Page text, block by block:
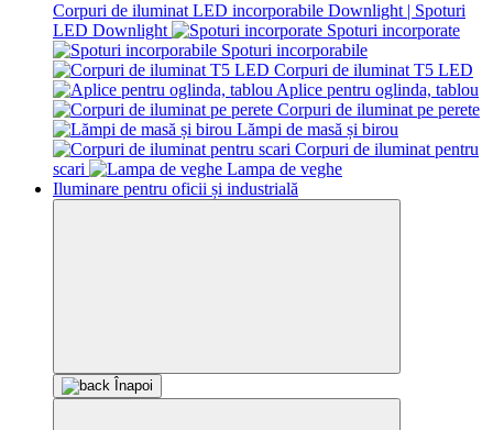
Corpuri de iluminat LED incorporabile Downlight | Spoturi
LED Downlight
Spoturi incorporate
Spoturi incorporabile
Corpuri de iluminat T5 LED
Aplice pentru oglinda, tablou
Corpuri de iluminat pe perete
Lămpi de masă și birou
Corpuri de iluminat pentru
scari
Lampa de veghe
Iluminare pentru oficii și industrială
Înapoi